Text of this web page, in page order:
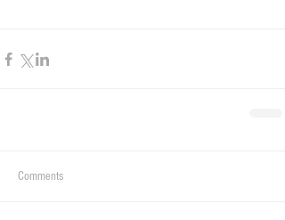
Comments